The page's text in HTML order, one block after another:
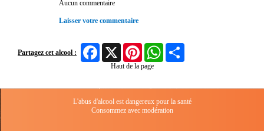
Aucun commentaire
Laisser votre commentaire
Partagez cet alcool :
FacebookX Pinterest WhatsApp
Haut de la page
L'abus d'alcool est dangereux pour la santé
Consommez avec modération